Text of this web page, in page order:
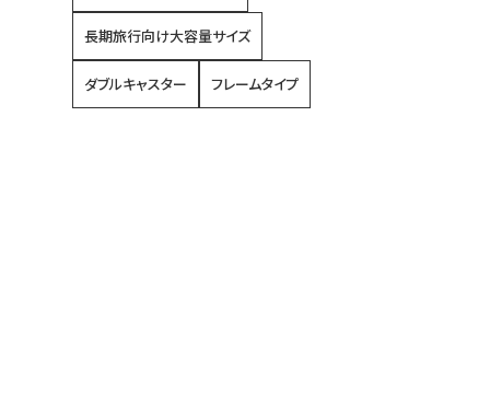
長期旅行向け大容量サイズ
ダブルキャスター フレームタイプ